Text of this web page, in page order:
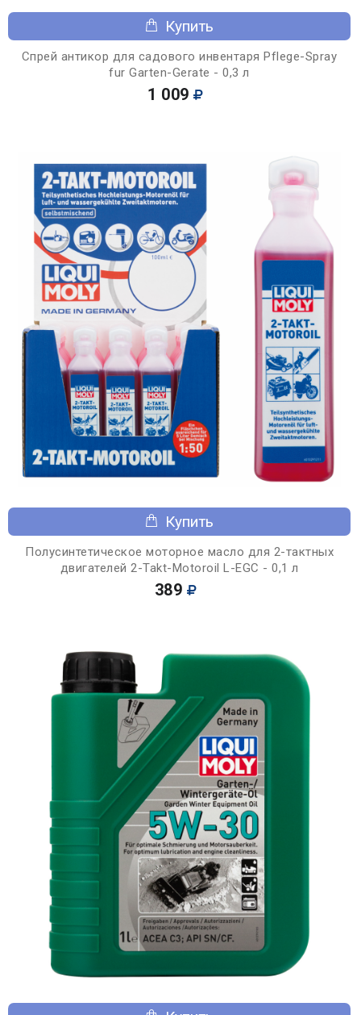
Купить
Спрей антикор для садового инвентаря Pflege-Spray
fur Garten-Gerate - 0,3 л
1 009
Купить
Полусинтетическое моторное масло для 2-тактных
двигателей 2-Takt-Motoroil L-EGC - 0,1 л
389